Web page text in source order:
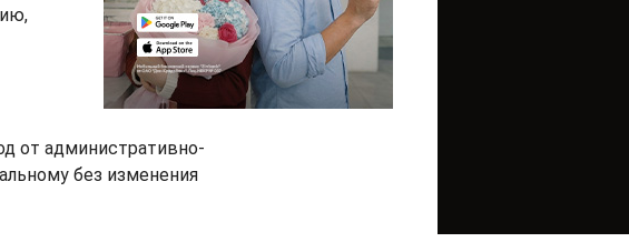
от административно-
без изменения